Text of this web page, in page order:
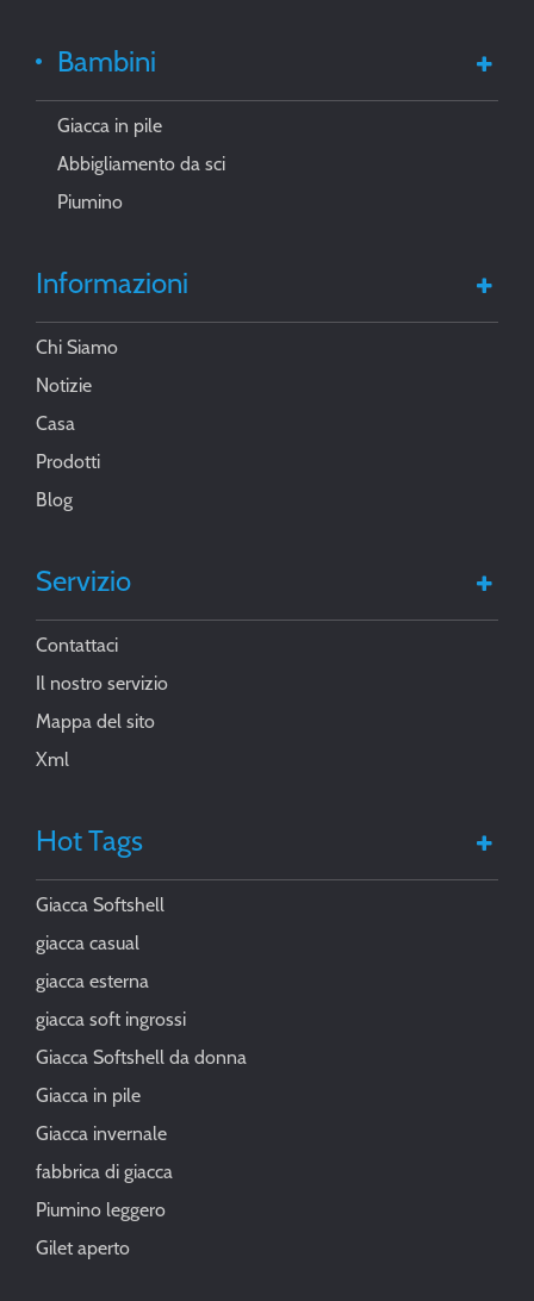
Bambini
Giacca in pile
Abbigliamento da sci
Piumino
Informazioni
Chi Siamo
Notizie
Casa
Prodotti
Blog
Servizio
Contattaci
Il nostro servizio
Mappa del sito
Xml
Hot Tags
Giacca Softshell
giacca casual
giacca esterna
giacca soft ingrossi
Giacca Softshell da donna
Giacca in pile
Giacca invernale
fabbrica di giacca
Piumino leggero
Gilet aperto